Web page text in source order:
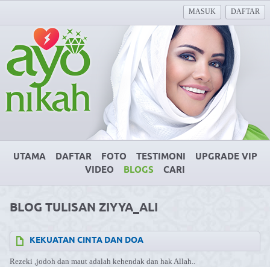
MASUK DAFTAR
UTAMA DAFTAR FOTO TESTIMONI
UPGRADE VIP
VIDEO
BLOGS CARI
BLOG TULISAN ZIYYA_ALI
KEKUATAN CINTA DAN DOA
Rezeki ,jodoh dan maut adalah kehendak dan hak Allah..